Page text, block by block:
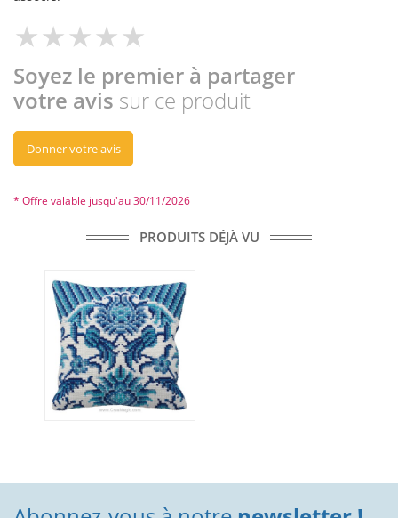
Soyez le premier à partager
votre avis sur ce produit
Donner votre avis
* Offre valable jusqu'au 30/11/2026
PRODUITS DÉJÀ VU